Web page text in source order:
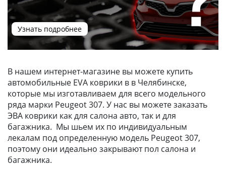
Узнать подробнее
В нашем интернет-магазине вы можете купить
автомобильные EVA коврики в в Челябинске,
которые мы изготавливаем для всего модельного
ряда марки Peugeot 307. У нас вы можете заказать
ЭВА коврики как для салона авто, так и для
багажника. Мы шьем их по индивидуальным
лекалам под определенную модель Peugeot 307,
поэтому они идеально закрывают пол салона и
багажника.